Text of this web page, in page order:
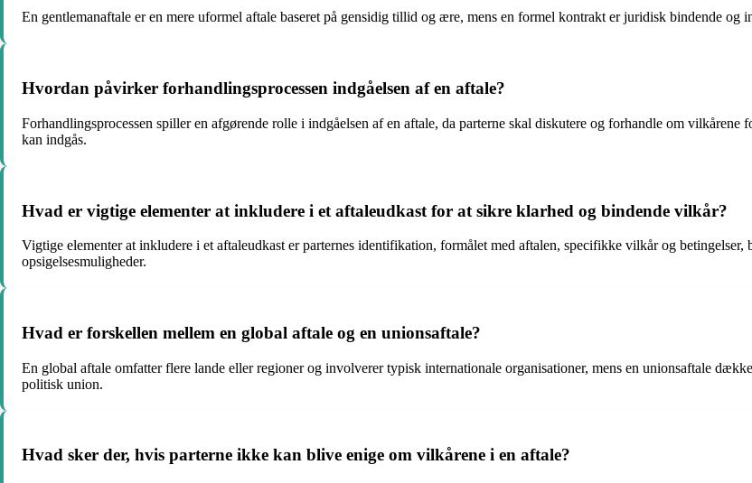
En gentlemanaftale er en mere uformel aftale baseret på gensidig tillid og ære, mens en formel kontrakt er juridisk bindende
Hvordan påvirker forhandlingsprocessen indgåelsen af en aftale?
Forhandlingsprocessen spiller en afgørende rolle i indgåelsen af en aftale, da parterne skal diskutere og forhandle om
kan indgås.
Hvad er vigtige elementer at inkludere i et aftaleudkast for at sikre klarhed og bindende vilkår?
Vigtige elementer at inkludere i et aftaleudkast er parternes identifikation, formålet med aftalen, specifikke vilkår og
opsigelsesmuligheder.
Hvad er forskellen mellem en global aftale og en unionsaftale?
En global aftale omfatter flere lande eller regioner og involverer typisk internationale organisationer, mens en unionsaftale
politisk union.
Hvad sker der, hvis parterne ikke kan blive enige om vilkårene i en aftale?